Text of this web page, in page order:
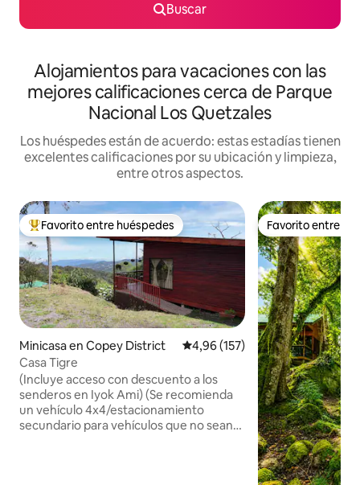
Buscar
Alojamientos para vacaciones con las
mejores calificaciones cerca de Parque
Nacional Los Quetzales
Los huéspedes están de acuerdo: estas estadías tienen
excelentes calificaciones por su ubicación y limpieza,
entre otros aspectos.
Favorito entre los huéspedes más destacados
Favorito entre huéspedes
Minicasa en Copey District Calificación promedio: 4,96 de
4,96 (157)
Casa Tigre
(Incluye acceso con descuento a los
senderos en Iyok Ami) (Se recomienda
un vehículo 4x4/estacionamiento
secundario para vehículos que no sean
Favorito entre
Favorito entre